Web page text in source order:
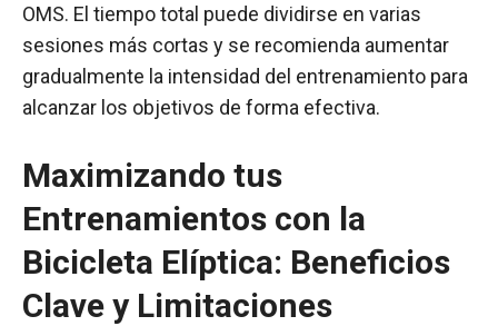
OMS. El tiempo total puede dividirse en varias
sesiones más cortas y se recomienda aumentar
gradualmente la intensidad del entrenamiento para
alcanzar los objetivos de forma efectiva.
Maximizando tus
Entrenamientos con la
Bicicleta Elíptica: Beneficios
Clave y Limitaciones